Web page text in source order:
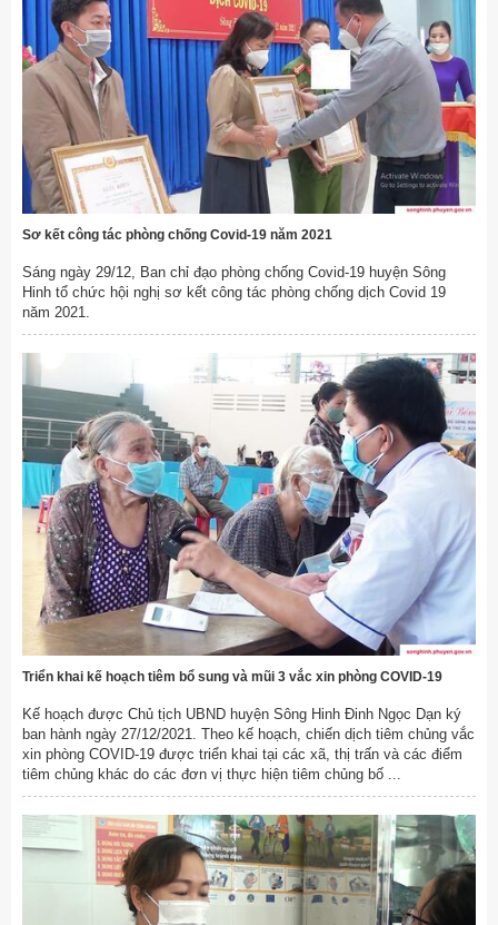
Sơ kết công tác phòng chống Covid-19 năm 2021
Sáng ngày 29/12, Ban chỉ đạo phòng chống Covid-19 huyện Sông
Hinh tổ chức hội nghị sơ kết công tác phòng chống dịch Covid 19
năm 2021.
Triển khai kế hoạch tiêm bổ sung và mũi 3 vắc xin phòng COVID-19
Kế hoạch được Chủ tịch UBND huyện Sông Hinh Đinh Ngọc Dạn ký
ban hành ngày 27/12/2021. Theo kế hoạch, chiến dịch tiêm chủng vắc
xin phòng COVID-19 được triển khai tại các xã, thị trấn và các điểm
tiêm chủng khác do các đơn vị thực hiện tiêm chủng bố ...